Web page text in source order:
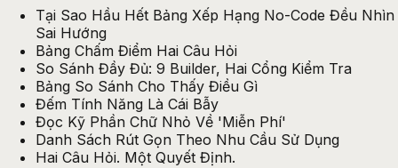
Tại Sao Hầu Hết Bảng Xếp Hạng No-Code Đều Nhìn
Sai Hướng
Bảng Chấm Điểm Hai Câu Hỏi
So Sánh Đầy Đủ: 9 Builder, Hai Cổng Kiểm Tra
Bảng So Sánh Cho Thấy Điều Gì
Đếm Tính Năng Là Cái Bẫy
Đọc Kỹ Phần Chữ Nhỏ Về 'Miễn Phí'
Danh Sách Rút Gọn Theo Nhu Cầu Sử Dụng
Hai Câu Hỏi. Một Quyết Định.